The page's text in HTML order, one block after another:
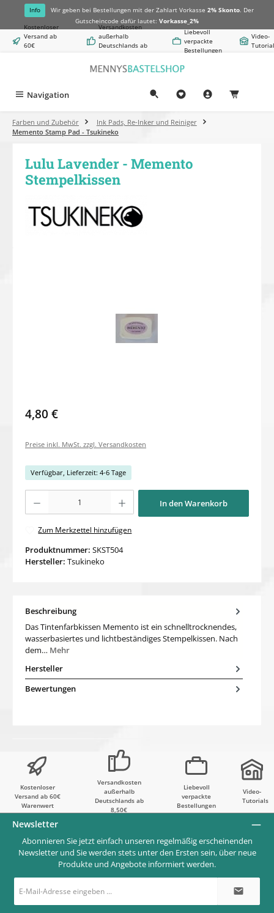
springen
Info Wir geben bei Bestellungen mit der Zahlart Vorkasse 2% Skonto. Der
Gutscheincode dafür lautet: Vorkasse_2%
Kostenloser
Versand ab
60€
Versandkosten
außerhalb
Deutschlands ab
Liebevoll
verpackte
Bestellungen
Video-
Navigation
Farben und Zubehör
Ink Pads, Re-Inker und Reiniger
Memento Stamp Pad - Tsukineko
Lulu Lavender - Memento
Stempelkissen
4,80 €
Preise inkl. MwSt. zzgl. Versandkosten
Verfügbar, Lieferzeit: 4-6 Tage
In den Warenkorb
Zum Merkzettel hinzufügen
Produktnummer: SKST504
Hersteller: Tsukineko
Beschreibung
Das Tintenfarbkissen Memento ist ein schnelltrocknendes,
wasserbasiertes und lichtbeständiges Stempelkissen. Nach
dem… Mehr
Hersteller
Bewertungen
Kostenloser
Versand ab 60€
Warenwert
Versandkosten
außerhalb
Deutschlands ab
8,50€
Liebevoll
verpackte
Bestellungen
Video-
Tutorials
Newsletter
Abonnieren Sie jetzt einfach unseren regelmäßig erscheinenden
Newsletter und Sie werden stets unter den Ersten sein, über neue
Produkte und Angebote informiert werden.
Mail-
*